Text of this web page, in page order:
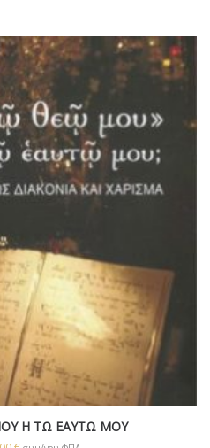
Η ΤΩ ΕΑΥΤΩ ΜΟΥ